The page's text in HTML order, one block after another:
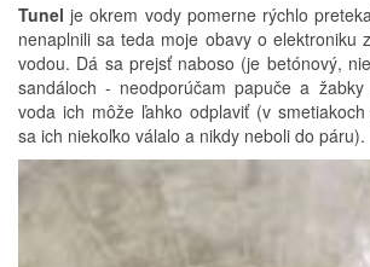
Tunelje okrem vody pomerne rýchlo
nenaplnili sa teda moje obavy o elektroniku
vodou. Dá sa prejsť naboso (je betónový,
sandáloch - neodporúčam papuče a
voda ich môže ľahko odplaviť (v
sa ich niekoľko válalo a nikdy neboli do páru).